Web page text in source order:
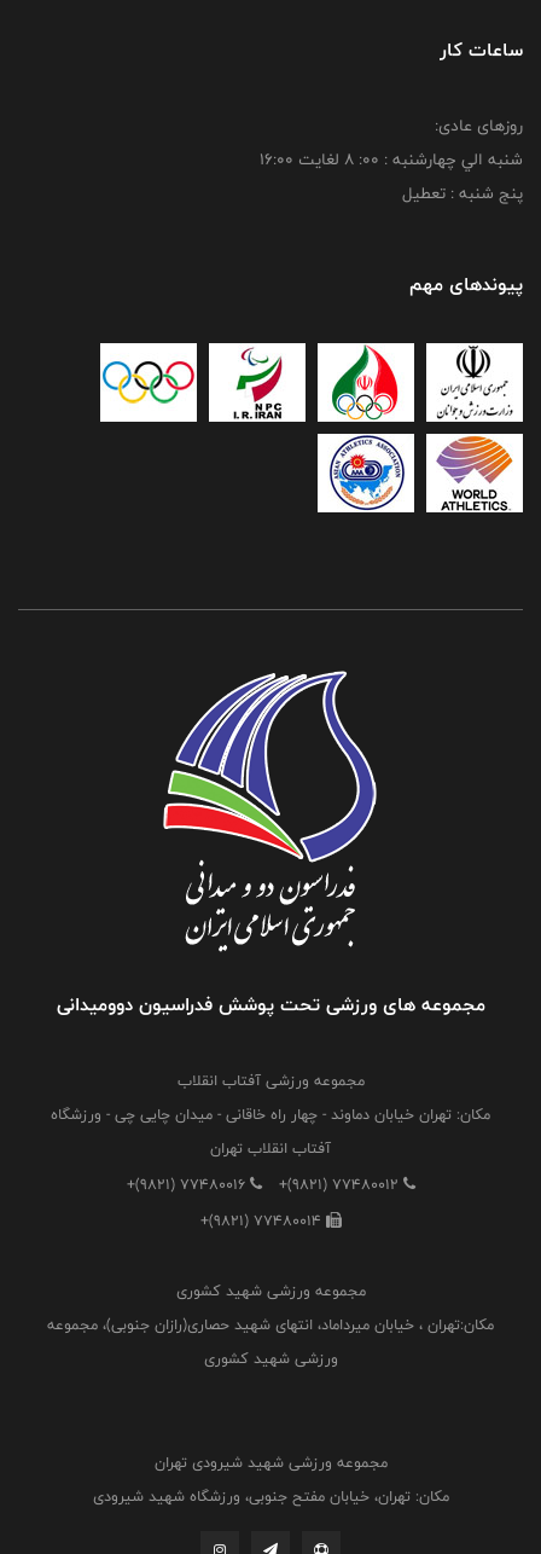
ساعات کار
روزهای عادی:
شنبه الي چهارشنبه : 00: 8 لغايت 16:00
پنج شنبه : تعطیل
پیوندهای مهم
مجموعه های ورزشی تحت پوشش فدراسیون دوومیدانی
مجموعه ورزشی آفتاب انقلاب
مکان: تهران خیابان دماوند - چهار راه خاقانی - میدان چایی چی - ورزشگاه
آفتاب انقلاب تهران
+(9821) 77480012
+(9821) 77480016
+(9821) 77480014
مجموعه ورزشی شهید کشوری
مکان:تهران ، خیابان میرداماد، انتهای شهید حصاری(رازان جنوبی)، مجموعه
ورزشی شهید کشوری
مجموعه ورزشی شهید شیرودی تهران
مکان: تهران، خیابان مفتح جنوبی، ورزشگاه شهید شیرودی